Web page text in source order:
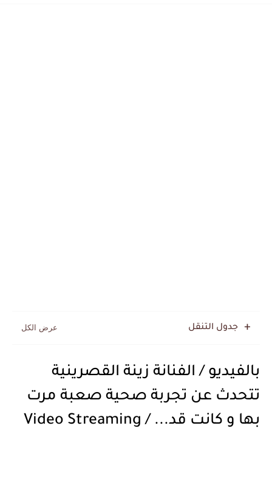
جدول التنقل
بالفيديو / الفنانة زينة القصرينية
تتحدث عن تجربة صحية صعبة مرت
بها و كانت قد... / Video Streaming